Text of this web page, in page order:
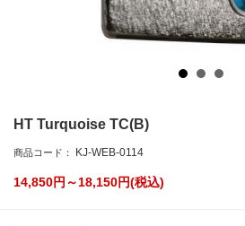
HT Turquoise TC(B)
商品コード： KJ-WEB-0114
14,850円～18,150円(税込)